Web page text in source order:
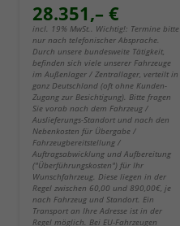
28.351,– €
incl. 19% MwSt.. Wichtig!: Termine bitte
nur nach telefonischer Absprache.
Durch unsere bundesweite Tätigkeit,
befinden sich viele unserer Fahrzeuge
im Außenlager / Zentrallager, verteilt in
ganz Deutschland (oft ohne Kunden-
Zugang zur Besichtigung). Bitte fragen
Sie vorab nach dem Fahrzeug /
Auslieferungs-Standort und nach den
Nebenkosten für Übergabe /
Fahrzeugbereitstellung /
Auftragsabwicklung und Aufbereitung
("Überführungskosten") für Ihr
Wunschfahrzeug. Diese liegen in der
Regel zwischen 60,00 und 890,00€, je
nach Fahrzeug und Standort. Ein
Transport an Ihre Adresse ist in der
Regel möglich. Bei EU-Fahrzeugen